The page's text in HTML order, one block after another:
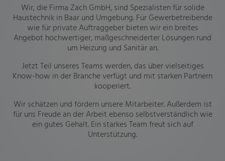
Wir, die Firma Zach GmbH, sind Spezialisten für solide
Haustechnik in Baar und Umgebung. Für Gewerbetreibende
wie für private Auftraggeber bieten wir ein breites
Angebot hochwertiger, maßgeschneiderter Lösungen rund
um Heizung und Sanitär an.
Jetzt Teil unseres Teams werden, das über vielseitiges
Know-how in der Branche verfügt und mit starken Partnern
kooperiert.
Wir schätzen und fördern unsere Mitarbeiter. Außerdem ist
für uns Freude an der Arbeit ebenso selbstverständlich wie
ein gutes Gehalt. Ein starkes Team freut sich auf
Unterstützung.